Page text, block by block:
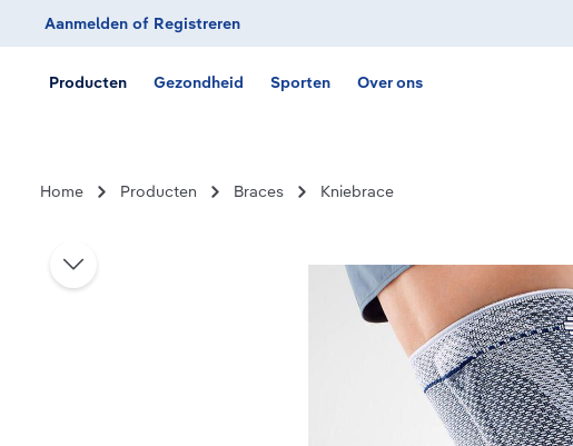
Ga naar de hoofdnavigatie
Aanmelden of Registreren
Producten Gezondheid Sporten Over ons
Home Producten Braces Kniebrace
Afbeeldingengalerij overslaan